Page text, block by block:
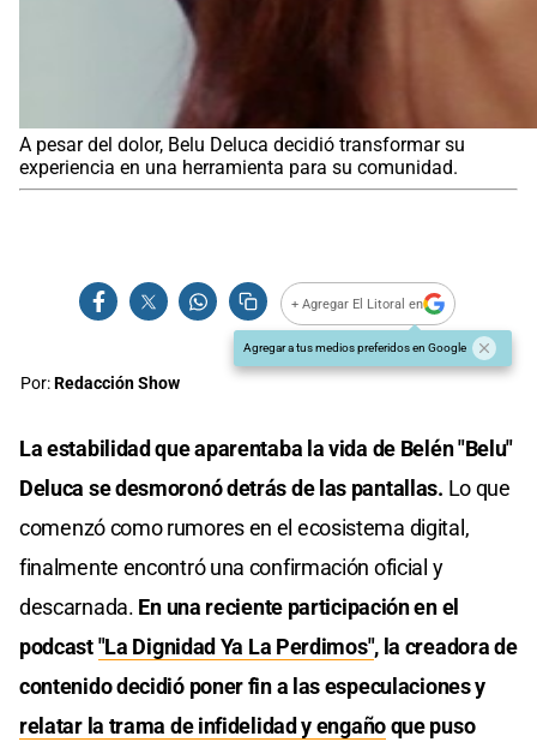
A pesar del dolor, Belu Deluca decidió transformar su
experiencia en una herramienta para su comunidad.
+ Agregar El Litoral en
Agregar a tus medios preferidos en Google
Por:Redacción Show
La estabilidad que aparentaba la vida de Belén "Belu"
Deluca se desmoronó detrás de las pantallas. Lo que
comenzó como rumores en el ecosistema digital,
finalmente encontró una confirmación oficial y
descarnada. En una reciente participación en el
podcast"La Dignidad Ya La Perdimos", la creadora de
contenido decidió poner fin a las especulaciones y
relatar la trama de infidelidad y engañoque puso